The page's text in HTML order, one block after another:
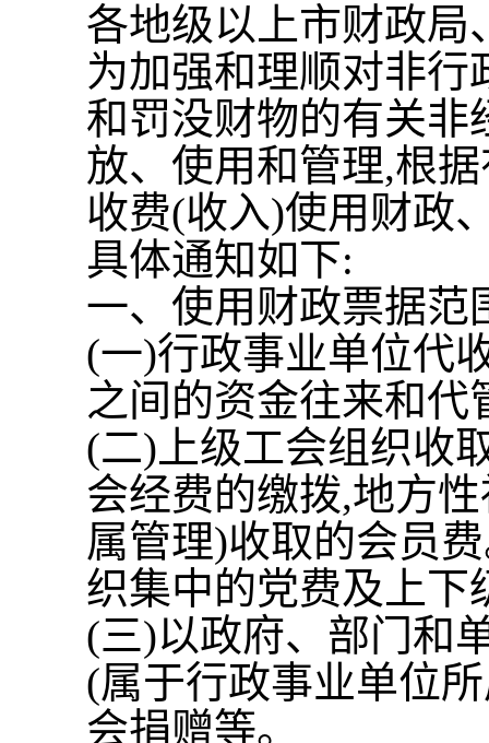
各地级以上市财政局
为加强和理顺对非
和罚没财物的有关非
放、使用和管理,根
收费(收入)使用财政
具体通知如下:
一、使用财政票据范
(一)行政事业单位代
之间的资金往来和代
(二) 上级工会组织收
会经费的缴拨,地方
属管理)收取的会员
织集中的党费及上下
(三)以政府、部门和
(属于行政事业单位
会捐赠等。